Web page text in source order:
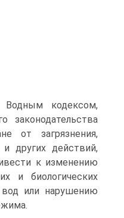
кодексом,
зако­нодательства
от загрязнения,
и других действий,
к изменению
и биологических
вод или нарушению